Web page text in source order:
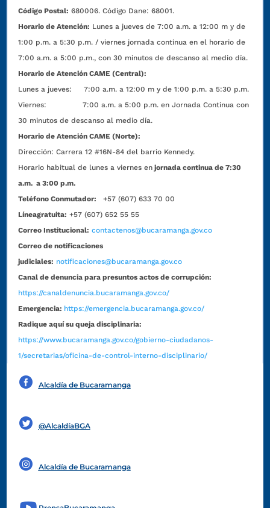
Código Postal: 680006. Código Dane: 68001.
Horario de Atención: Lunes a jueves de 7:00 a.m. a 12:00 m y de
1:00 p.m. a 5:30 p.m. / viernes jornada continua en el horario de
7:00 a.m. a 5:00 p.m., con 30 minutos de descanso al medio día.
Horario de Atención CAME (Central):
Lunes a jueves: 7:00 a.m. a 12:00 m y de 1:00 p.m. a 5:30 p.m.
Viernes: 7:00 a.m. a 5:00 p.m. en Jornada Continua con
30 minutos de descanso al medio día.
Horario de Atención CAME (Norte):
Dirección:Carrera 12 #16N-84 del barrio Kennedy.
Horario habitual de lunes a viernes en jornada continua de 7:30
a.m. a 3:00 p.m.
Teléfono Conmutador:
+57 (607) 633 70 00
Líneagratuita: +57 (607) 652 55 55
Correo Institucional: contactenos@bucaramanga.gov.co
Correo de notificaciones
judiciales: notificaciones@bucaramanga.gov.co
Canal de denuncia para presuntos actos de corrupción:
https://canaldenuncia.bucaramanga.gov.co/
Emergencia: https://emergencia.bucaramanga.gov.co/
Radique aquí su queja disciplinaria:
https://www.bucaramanga.gov.co/gobierno-ciudadanos-
1/secretarias/oficina-de-control-interno-disciplinario/
Alcaldía de Bucaramanga
@AlcaldíaBGA
Alcaldía de Bucaramanga